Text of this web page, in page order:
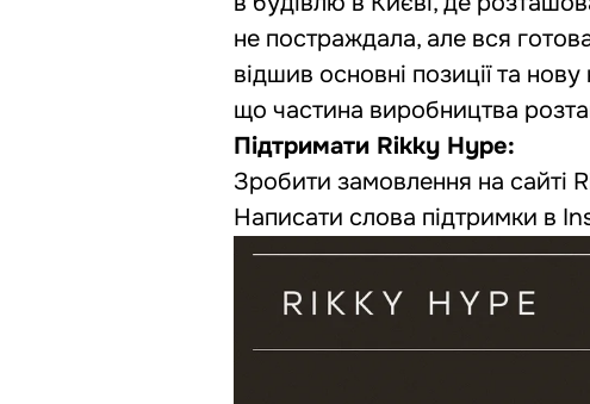
не постраждала, але вся
відшив основні позиції та
що частина виробництва
Підтримати Rikky Hype:
Зробити замовлення на сайті
Написати слова підтримки в